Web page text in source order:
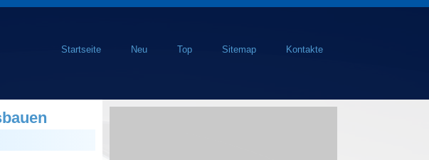
Startseite Neu Top Sitemap Kontakte